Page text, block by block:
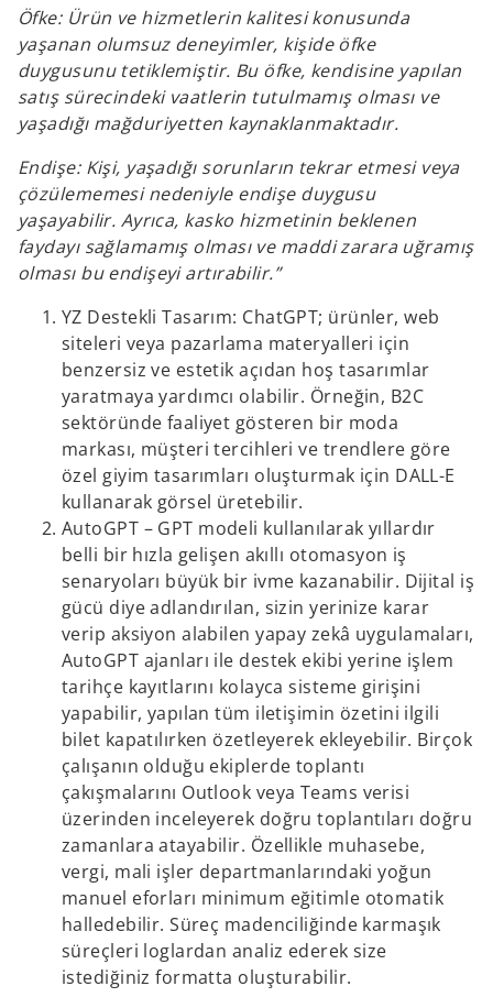
Öfke: Ürün ve hizmetlerin kalitesi konusunda
yaşanan olumsuz deneyimler, kişide öfke
duygusunu tetiklemiştir. Bu öfke, kendisine yapılan
satış sürecindeki vaatlerin tutulmamış olması ve
yaşadığı mağduriyetten kaynaklanmaktadır.
Endişe: Kişi, yaşadığı sorunların tekrar etmesi veya
çözülememesi nedeniyle endişe duygusu
yaşayabilir. Ayrıca, kasko hizmetinin beklenen
faydayı sağlamamış olması ve maddi zarara uğramış
olması bu endişeyi artırabilir.”
YZ Destekli Tasarım: ChatGPT; ürünler, web
siteleri veya pazarlama materyalleri için
benzersiz ve estetik açıdan hoş tasarımlar
yaratmaya yardımcı olabilir. Örneğin, B2C
sektöründe faaliyet gösteren bir moda
markası, müşteri tercihleri ve trendlere göre
özel giyim tasarımları oluşturmak için DALL-E
kullanarak görsel üretebilir.
AutoGPT – GPT modeli kullanılarak yıllardır
belli bir hızla gelişen akıllı otomasyon iş
senaryoları büyük bir ivme kazanabilir. Dijital iş
gücü diye adlandırılan, sizin yerinize karar
verip aksiyon alabilen yapay zekâ uygulamaları,
AutoGPT ajanları ile destek ekibi yerine işlem
tarihçe kayıtlarını kolayca sisteme girişini
yapabilir, yapılan tüm iletişimin özetini ilgili
bilet kapatılırken özetleyerek ekleyebilir. Birçok
çalışanın olduğu ekiplerde toplantı
çakışmalarını Outlook veya Teams verisi
üzerinden inceleyerek doğru toplantıları doğru
zamanlara atayabilir. Özellikle muhasebe,
vergi, mali işler departmanlarındaki yoğun
manuel eforları minimum eğitimle otomatik
halledebilir. Süreç madenciliğinde karmaşık
süreçleri loglardan analiz ederek size
istediğiniz formatta oluşturabilir.